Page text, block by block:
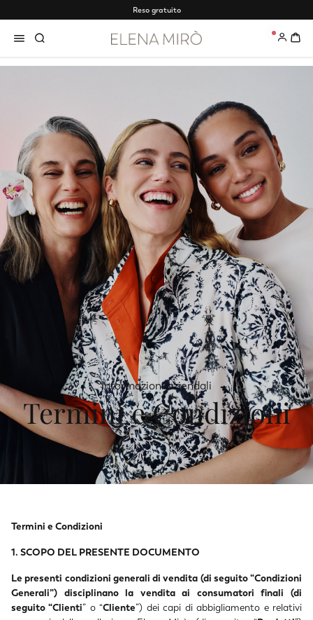
Reso gratuito
0
Informazioni aziendali
Termini e Condizioni
Termini e Condizioni
1. SCOPO DEL PRESENTE DOCUMENTO
Le presenti condizioni generali di vendita (di seguito “Condizioni
Generali”) disciplinano la vendita ai consumatori finali (di
seguito “Clienti” o “Cliente”) dei capi di abbigliamento e relativi